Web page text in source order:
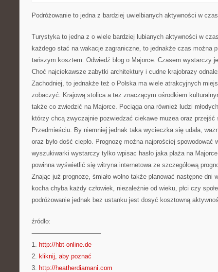
Podróżowanie to jedna z bardziej uwielbianych aktywności w
Turystyka to jedna z o wiele bardziej lubianych aktywności w
każdego stać na wakacje zagraniczne, to jednakże czas można
tańszym kosztem. Odwiedź blog o Majorce. Czasem wystarczy
Choć najciekawsze zabytki architektury i cudne krajobrazy
Zachodniej, to jednakże też o Polska ma wiele atrakcyjnych
zobaczyć. Krajową stolica a też znaczącym ośrodkiem
także co zwiedzić na Majorce. Pociąga ona również ludzi
którzy chcą zwyczajnie pozwiedzać ciekawe muzea oraz przejść
Przedmieściu. By niemniej jednak taka wycieczka się udała,
oraz było dość ciepło. Prognozę można najprościej spowodować
wyszukiwarki wystarczy tylko wpisac hasło jaka plaża na
powinna wyświetlić się witryna internetowa ze szczegółową
Znając już prognozę, śmiało wolno także planować następne dni
kocha chyba każdy człowiek, niezależnie od wieku, płci czy
podróżowanie jednak bez ustanku jest dosyć kosztowną
źródło:
———————————
1. http://hbt-online.de
2. kliknij, aby poznać
3. http://heatherdiamani.com